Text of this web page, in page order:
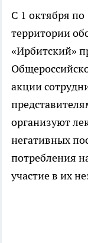
С 1 октября по
территории
«Ирбитский»
акции
организуют
негативных
потребления
участие в их